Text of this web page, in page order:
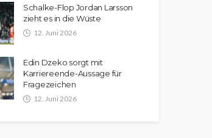
Schalke-Flop Jordan Larsson
zieht es in die Wüste
12. Juni 2026
Edin Dzeko sorgt mit
Karriereende-Aussage für
Fragezeichen
12. Juni 2026